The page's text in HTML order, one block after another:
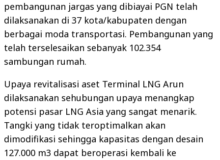
pembangunan jargas yang dibiayai PGN telah
dilaksanakan di 37 kota/kabupaten dengan
berbagai moda transportasi. Pembangunan yang
telah terselesaikan sebanyak 102.354
sambungan rumah.
Upaya revitalisasi aset Terminal LNG Arun
dilaksanakan sehubungan upaya menangkap
potensi pasar LNG Asia yang sangat menarik.
Tangki yang tidak teroptimalkan akan
dimodifikasi sehingga kapasitas dengan desain
127.000 m3 dapat beroperasi kembali ke